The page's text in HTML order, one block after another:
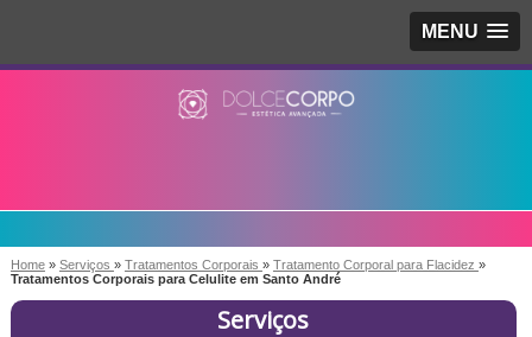
MENU
Home » Serviços » Tratamentos Corporais » Tratamento Corporal para Flacidez »
Tratamentos Corporais para Celulite em Santo André
Serviços